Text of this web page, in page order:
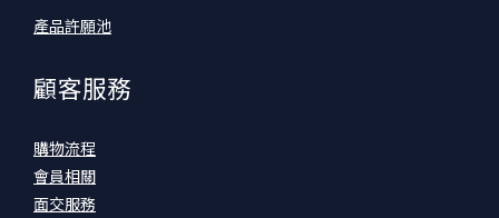
產品許願池
顧客服務
購物流程
會員相關
面交服務